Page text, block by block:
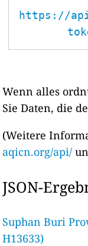
https://
Wenn alles
Sie Daten, die
(Weitere
aqicn.org/api/
JSON-
Suphan Buri
H13633)